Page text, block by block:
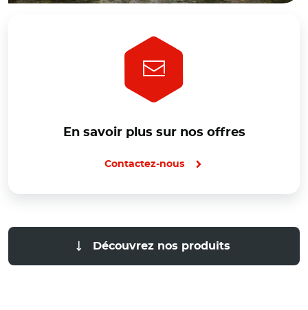
En savoir plus sur nos offres
Contactez-nous
Découvrez nos produits